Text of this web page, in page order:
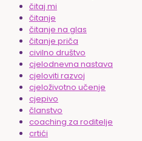
čitaj mi
čitanje
čitanje na glas
čitanje priča
civilno društvo
cjelodnevna nastava
cjeloviti razvoj
cjeloživotno učenje
cjepivo
članstvo
coaching za roditelje
crtići